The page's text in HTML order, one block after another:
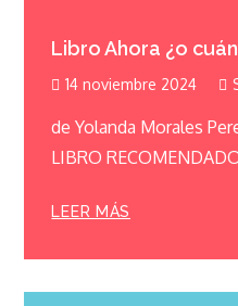
Libro Ahora ¿o
14 noviembre 2024
de Yolanda Morales
LIBRO
LEER MÁS